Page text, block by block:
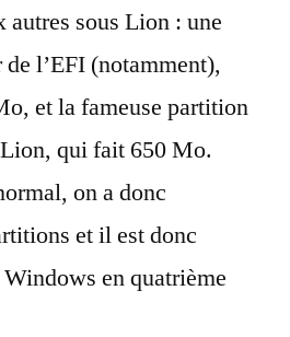
autres sous Lion : une
l’EFI (notamment),
et la fameuse partition
qui fait 650 Mo.
on a donc
et il est donc
en quatrième